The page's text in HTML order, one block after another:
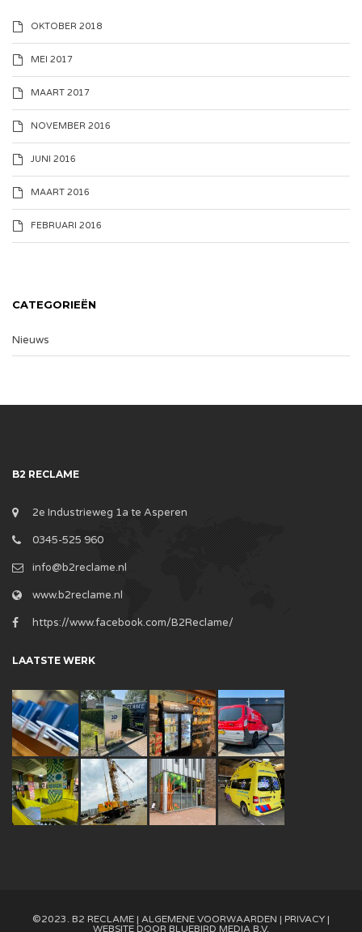
OKTOBER 2018
MEI 2017
MAART 2017
NOVEMBER 2016
JUNI 2016
MAART 2016
FEBRUARI 2016
CATEGORIEËN
Nieuws
B2 RECLAME
2e Industrieweg 1a te Asperen
0345-525 960
info@b2reclame.nl
www.b2reclame.nl
https://www.facebook.com/B2Reclame/
LAATSTE WERK
©2023. B2 RECLAME | ALGEMENE VOORWAARDEN | PRIVACY |
WEBSITE DOOR BLUEBIRD MEDIA B.V.